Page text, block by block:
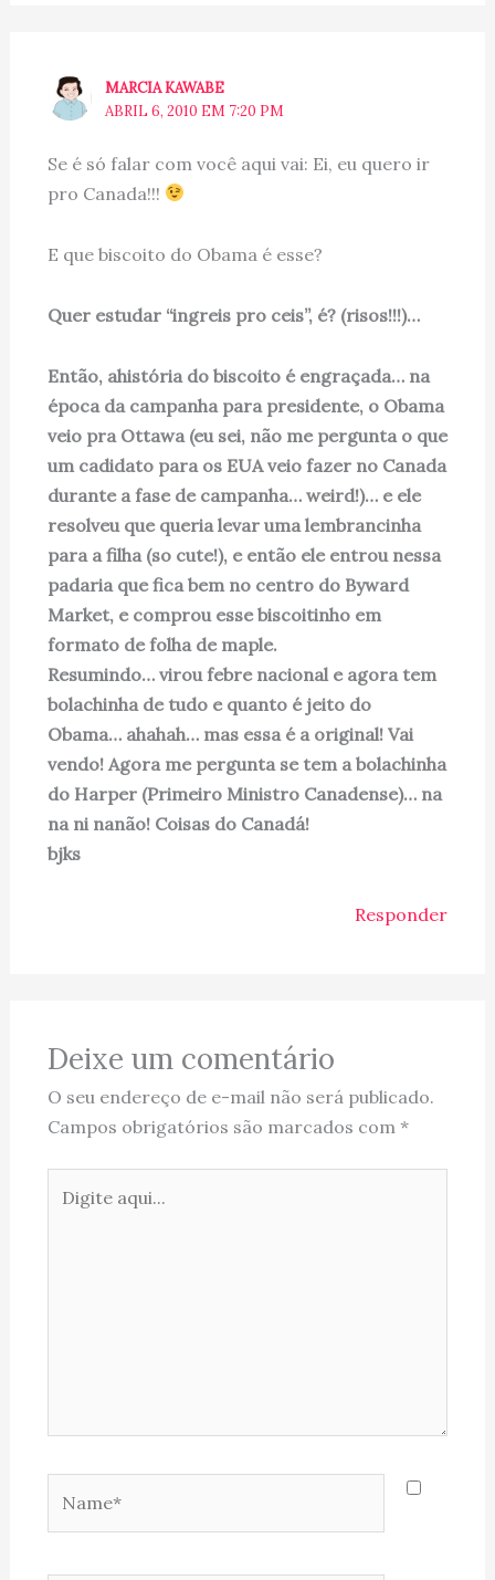
MARCIA KAWABE
ABRIL 6, 2010 EM 7:20 PM
Se é só falar com você aqui vai: Ei, eu quero ir
pro Canada!!!
E que biscoito do Obama é esse?
Quer estudar “ingreis pro ceis”, é? (risos!!!)…
Então, ahistória do biscoito é engraçada… na
época da campanha para presidente, o Obama
veio pra Ottawa (eu sei, não me pergunta o que
um cadidato para os EUA veio fazer no Canada
durante a fase de campanha… weird!)… e ele
resolveu que queria levar uma lembrancinha
para a filha (so cute!), e então ele entrou nessa
padaria que fica bem no centro do Byward
Market, e comprou esse biscoitinho em
formato de folha de maple.
Resumindo… virou febre nacional e agora tem
bolachinha de tudo e quanto é jeito do
Obama… ahahah… mas essa é a original! Vai
vendo! Agora me pergunta se tem a bolachinha
do Harper (Primeiro Ministro Canadense)… na
na ni nanão! Coisas do Canadá!
bjks
Responder
Deixe um comentário
O seu endereço de e-mail não será publicado.
Campos obrigatórios são marcados com *
aqui...